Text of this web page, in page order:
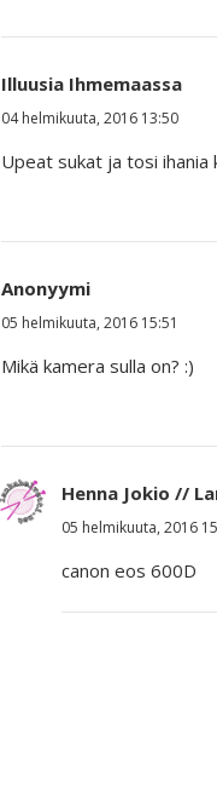
Illuusia Ihmemaassa
04 helmikuuta, 2016 13:50
Upeat sukat ja tosi ihania
Anonyymi
05 helmikuuta, 2016 15:51
Mikä kamera sulla on? :)
Henna Jokio //
05 helmikuuta, 2016
canon eos 600D